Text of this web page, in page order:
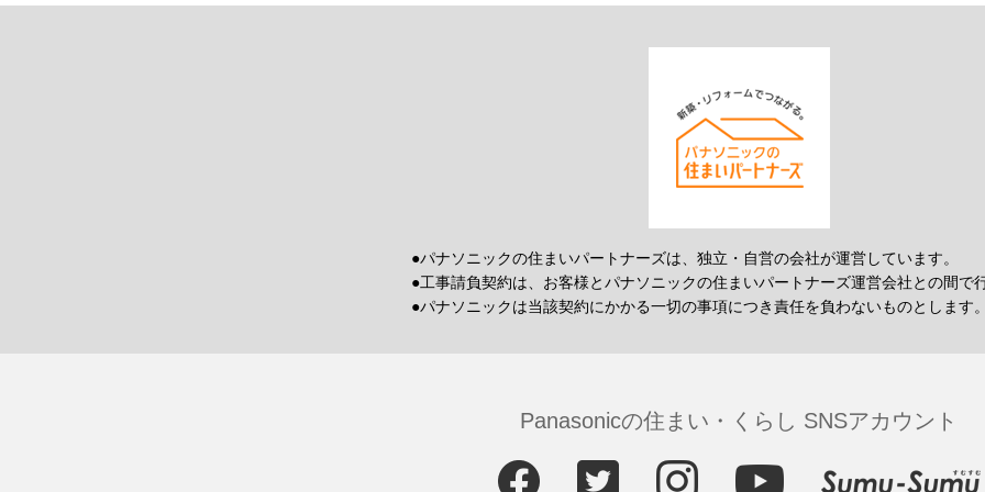
●パナソニックの住まいパートナーズは、独立・自営の会社が運営しています。
●工事請負契約は、お客様とパナソニックの住まいパートナーズ運営会社との間で
●パナソニックは当該契約にかかる一切の事項につき責任を負わないものとします。
Panasonicの住まい・くらし SNSアカウント